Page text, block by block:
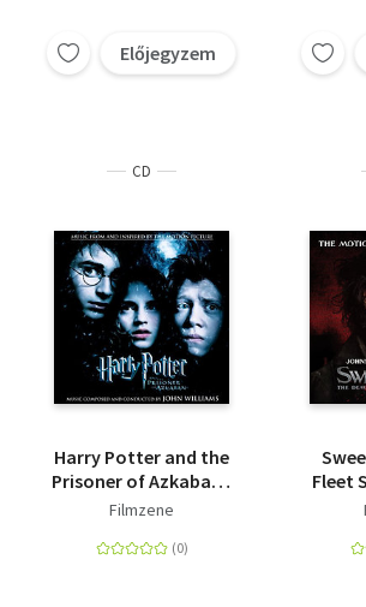
Előjegyzem
CD
Harry Potter and the
Prisoner of Azkaban -
Harry Potter és az
Filmzene
Fleet